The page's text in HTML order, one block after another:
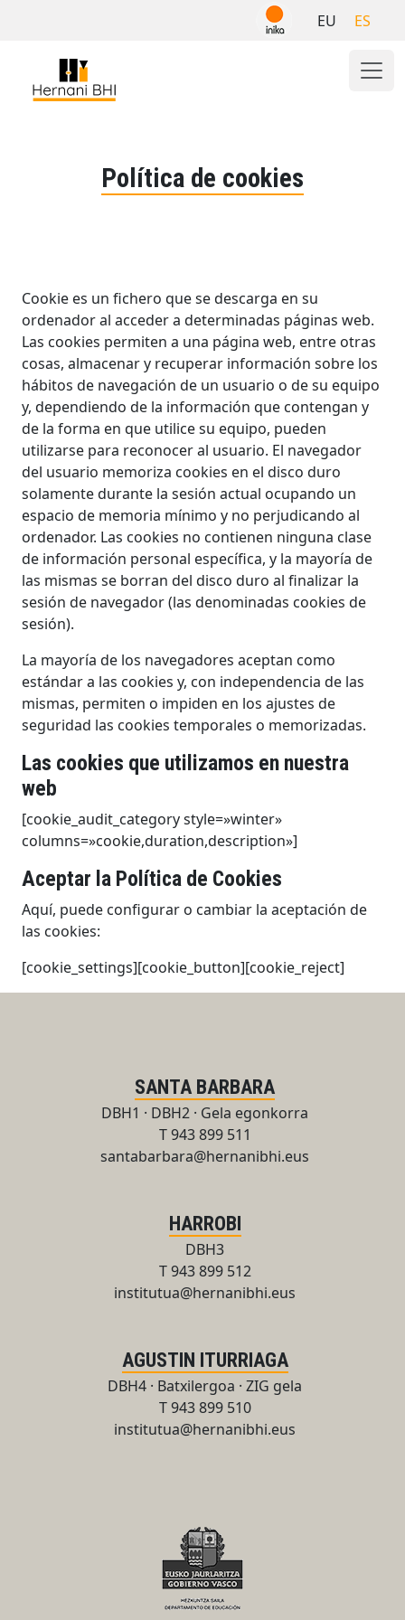
EU ES
Política de cookies
Cookie es un fichero que se descarga en su
ordenador al acceder a determinadas páginas web.
Las cookies permiten a una página web, entre otras
cosas, almacenar y recuperar información sobre los
hábitos de navegación de un usuario o de su equipo
y, dependiendo de la información que contengan y
de la forma en que utilice su equipo, pueden
utilizarse para reconocer al usuario. El navegador
del usuario memoriza cookies en el disco duro
solamente durante la sesión actual ocupando un
espacio de memoria mínimo y no perjudicando al
ordenador. Las cookies no contienen ninguna clase
de información personal específica, y la mayoría de
las mismas se borran del disco duro al finalizar la
sesión de navegador (las denominadas cookies de
sesión).
La mayoría de los navegadores aceptan como
estándar a las cookies y, con independencia de las
mismas, permiten o impiden en los ajustes de
seguridad las cookies temporales o memorizadas.
Las cookies que utilizamos en nuestra
web
[cookie_audit_category style=»winter»
columns=»cookie,duration,description»]
Aceptar la Política de Cookies
Aquí, puede configurar o cambiar la aceptación de
las cookies:
[cookie_settings][cookie_button][cookie_reject]
SANTA BARBARA
DBH1 · DBH2 · Gela egonkorra
T 943 899 511
santabarbara@hernanibhi.eus
HARROBI
DBH3
T 943 899 512
institutua@hernanibhi.eus
AGUSTIN ITURRIAGA
DBH4 · Batxilergoa · ZIG gela
T 943 899 510
institutua@hernanibhi.eus